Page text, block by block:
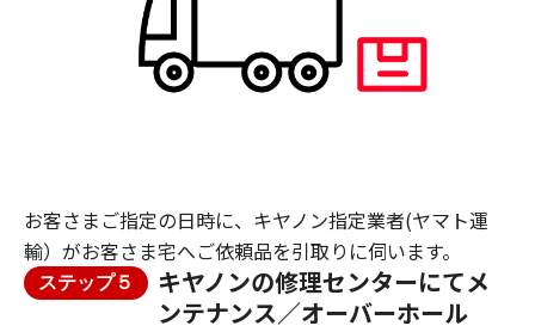
お客さまご指定の日時に、キヤノン指定業者(ヤマト運
輸）がお客さま宅へご依頼品を引取りに伺います。
ステップ５
キヤノンの修理センターにてメ
ンテナンス／オーバーホール